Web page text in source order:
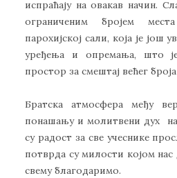
испраћају на овакав начин.
ограниченим бројем
парохијској сали, која је још
уређења и опремања, што
простор за смештај већег
Братска атмосфера међу
понашању и молитвени дух на
су радост за све учеснике
потврда су милости којом нас
свему благодаримо.